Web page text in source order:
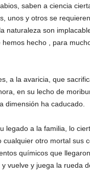
saben a ciencia
unos y otros se
naturaleza son
hecho , para
a la avaricia, que
en su lecho de
dimensión ha caducado.
legado a la familia, lo
otro mortal sus
químicos que
vuelve y juega la rueda